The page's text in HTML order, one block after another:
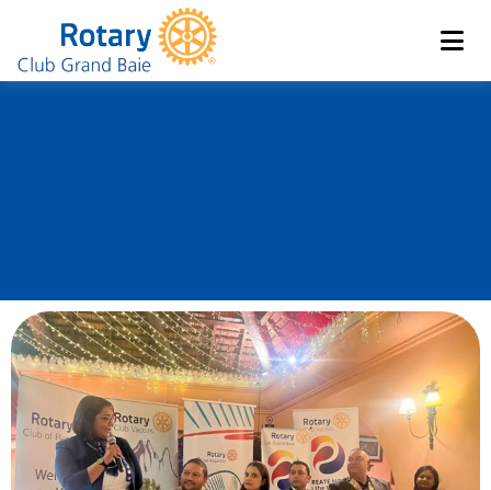
Un Groupe à
4 Réussi